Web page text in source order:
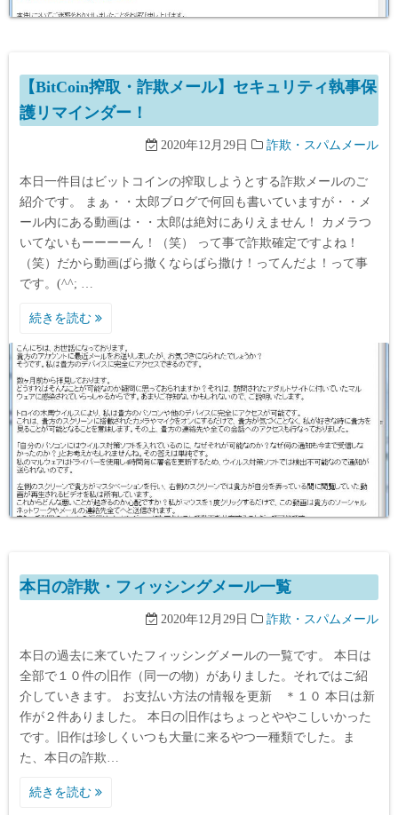
【BitCoin搾取・詐欺メール】セキュリティ執事保
護リマインダー！
2020年12月29日 詐欺・スパムメール
本日一件目はビットコインの搾取しようとする詐欺メールのご
紹介です。 まぁ・・太郎ブログで何回も書いていますが・・メ
ール内にある動画は・・太郎は絶対にありえません！ カメラつ
いてないもーーーーん！（笑） って事で詐欺確定ですよね！
（笑）だから動画ばら撒くならばら撒け！ってんだよ！って事
です。(^^; …
続きを読む
本日の詐欺・フィッシングメール一覧
2020年12月29日 詐欺・スパムメール
本日の過去に来ていたフィッシングメールの一覧です。 本日は
全部で１０件の旧作（同一の物）がありました。それではご紹
介していきます。 お支払い方法の情報を更新 ＊１０ 本日は新
作が２件ありました。 本日の旧作はちょっとややこしいかった
です。旧作は珍しくいつも大量に来るやつ一種類でした。ま
た、本日の詐欺…
続きを読む